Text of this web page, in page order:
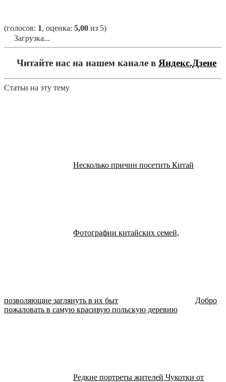
(голосов: 1, оценка: 5,00 из 5)
Загрузка...
Читайте нас на нашем канале в Яндекс.Дзене
Статьи на эту тему
Несколько причин посетить Китай
Фотографии китайских семей,
позволяющие заглянуть в их быт
Добро
пожаловать в самую красивую польскую деревню
Редкие портреты жителей Чукотки от